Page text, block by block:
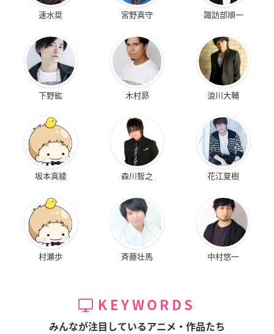
速水奨 宮野真守 諏訪部順一
下野紘 木村昴 浪川大輔
坂本真綾 森川智之 花江夏樹
村瀬歩 斉藤壮馬 中村悠一
KEYWORDS
みんなが注目しているアニメ・作品たち